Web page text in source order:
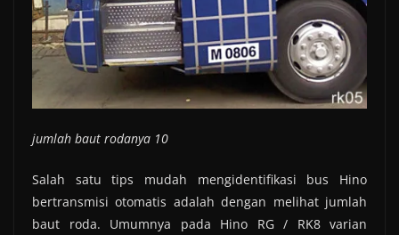
jumlah baut rodanya 10
Salah satu tips mudah mengidentifikasi bus Hino
bertransmisi otomatis adalah dengan melihat jumlah
baut roda. Umumnya pada Hino RG / RK8 varian